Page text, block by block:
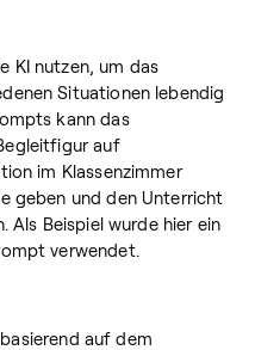
KI nutzen, um das
Situationen lebendig
kann das
auf
im Klassenzimmer
geben und den Unterricht
Als Beispiel wurde hier ein
verwendet.
auf dem